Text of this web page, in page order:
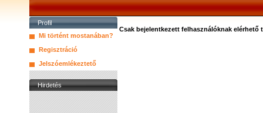
Profil
Mi történt mostanában?
Regisztráció
Jelszóemlékeztető
Hirdetés
Csak bejelentkezett felhasználóknak elérhető